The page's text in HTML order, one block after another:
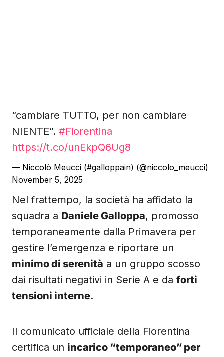
“cambiare TUTTO, per non cambiare
NIENTE”. #Fiorentina
https://t.co/unEkpQ6Ug8
— Niccolò Meucci (#galloppain) (@niccolo_meucci)
November 5, 2025
Nel frattempo, la società ha affidato la
squadra a Daniele Galloppa, promosso
temporaneamente dalla Primavera per
gestire l’emergenza e riportare un
minimo di serenità a un gruppo scosso
dai risultati negativi in Serie A e da forti
tensioni interne.
Il comunicato ufficiale della Fiorentina
certifica un incarico “temporaneo” per